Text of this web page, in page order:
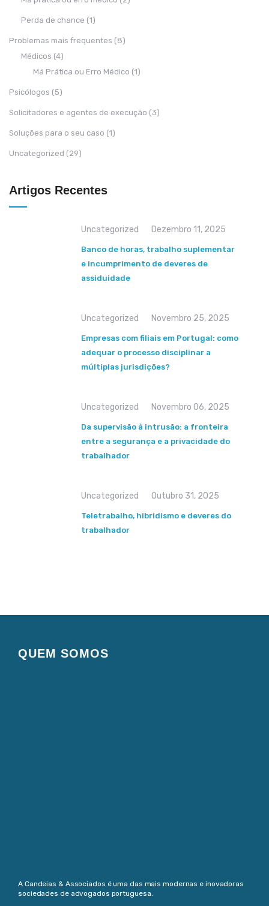
Perda de chance (1)
Problemas mais frequentes (8)
Médicos (4)
Má Prática ou Erro Médico (1)
Psicólogos (5)
Solicitadores e agentes de execução (3)
Soluções para o seu caso (1)
Uncategorized (29)
Artigos Recentes
Uncategorized Dezembro 11, 2025
Banco de horas, trabalho suplementar
e incumprimento de deveres de
assiduidade
Uncategorized Novembro 25, 2025
Empresas com filiais em Portugal: como
adequar o processo disciplinar a
múltiplas jurisdições?
Uncategorized Novembro 06, 2025
Da supervisão à intrusão: a fronteira
entre a segurança e a privacidade do
trabalhador
Uncategorized Outubro 31, 2025
Teletrabalho, hibridismo e deveres do
trabalhador
QUEM SOMOS
A Candeias & Associados é uma das mais modernas e inovadoras
sociedades de advogados portuguesa.